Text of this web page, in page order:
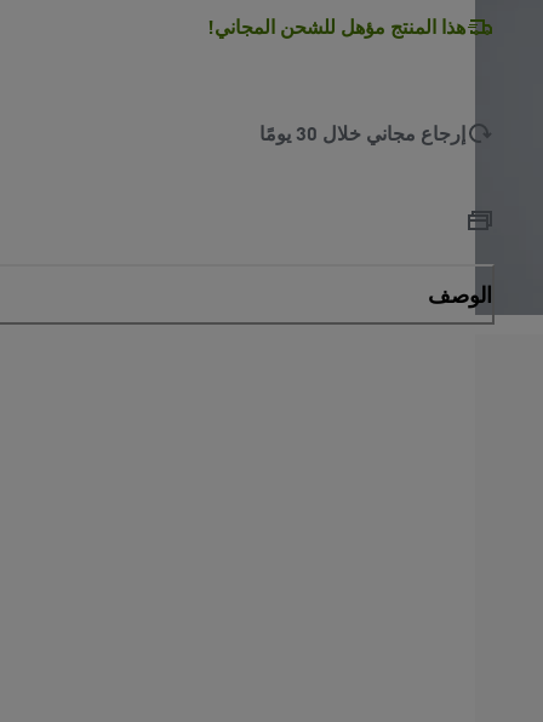
هذا المنتج مؤهل للشحن المجاني!
إرجاع مجاني خلال 30 يومًا
الوصف